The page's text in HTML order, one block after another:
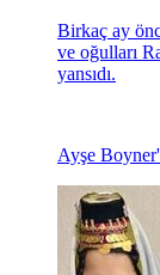
Birkaç ay
ve oğulları
yansıdı.
Ayşe